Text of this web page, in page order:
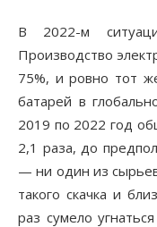
В 2022-м
Производство
75%, и ровно тот
батарей в
2019 по 2022 год
2,1 раза, до
— ни один из
такого скачка и
раз сумело